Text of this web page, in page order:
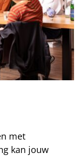
met
kan jouw